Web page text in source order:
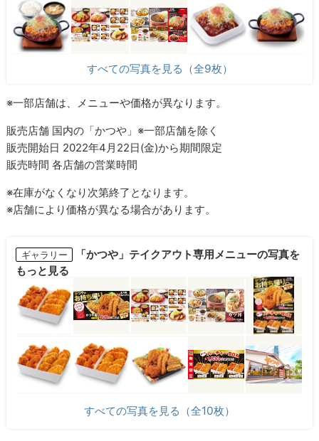
すべての写真を見る（全9枚）
※⼀部店舗は、メニューや価格が異なります。
販売店舗 国内の「かつや」※⼀部店舗を除く
販売開始⽇ 2022年4⽉22⽇(金)から期間限定
販売時間 各店舗の営業時間
※在庫がなくなり次第終了となります。
※店舗により価格が異なる場合があります。
ギャラリー
「かつや」テイクアウト専用メニューの写真を
もっと見る
すべての写真を見る（全10枚）